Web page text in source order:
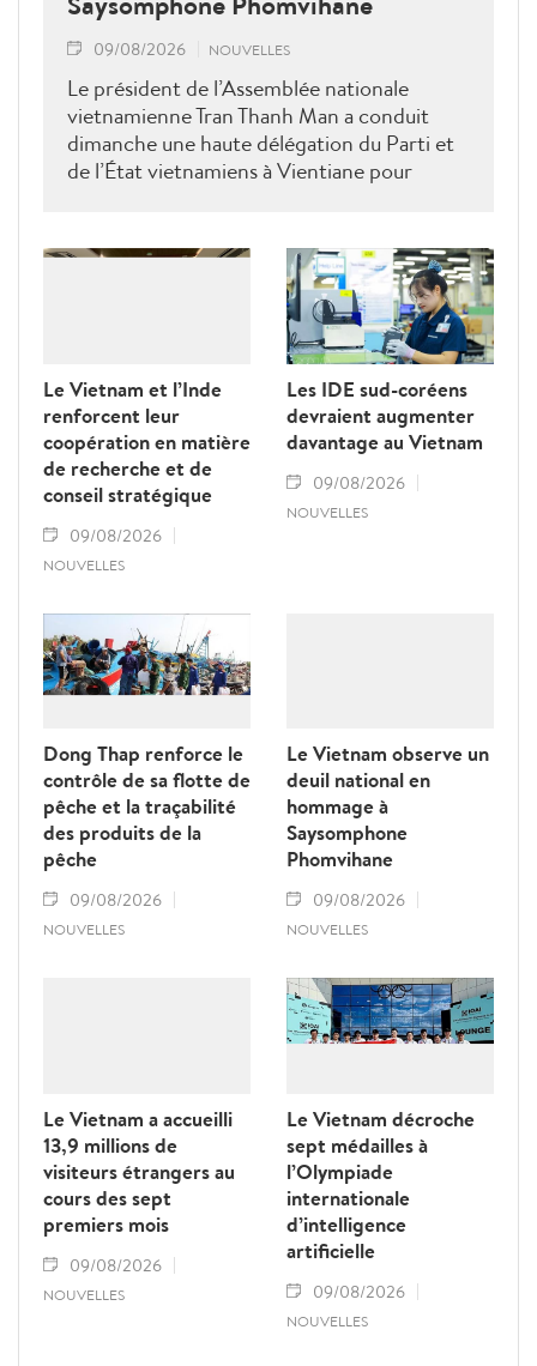
09/08/2026 NOUVELLES
Le président de l’Assemblée nationale
vietnamienne Tran Thanh Man a conduit
dimanche une haute délégation du Parti et
de l’État vietnamiens à Vientiane pour
Phomvihane, soulignant ses contributions
au renforcement des relations d’amitié et
de solidarité entre les deux pays.
Le Vietnam et l’Inde
renforcent leur
coopération en matière
de recherche et de
conseil stratégique
09/08/2026
NOUVELLES
Les IDE sud-coréens
devraient augmenter
davantage au Vietnam
09/08/2026
NOUVELLES
Dong Thap renforce le
contrôle de sa flotte de
pêche et la traçabilité
des produits de la
pêche
09/08/2026
NOUVELLES
Le Vietnam observe un
deuil national en
hommage à
Saysomphone
Phomvihane
09/08/2026
NOUVELLES
Le Vietnam a accueilli
13,9 millions de
visiteurs étrangers au
cours des sept
premiers mois
09/08/2026
NOUVELLES
Le Vietnam décroche
sept médailles à
l’Olympiade
internationale
d’intelligence
artificielle
09/08/2026
NOUVELLES